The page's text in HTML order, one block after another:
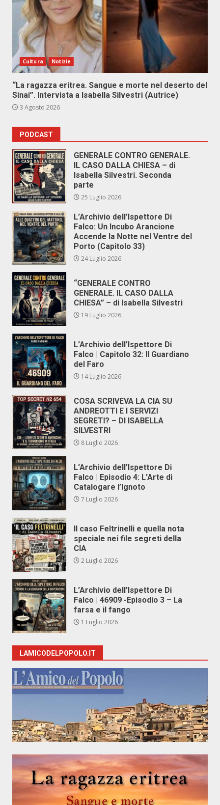
Cultura Notizie
“La ragazza eritrea. Sangue e morte nel deserto del
Sinai”. Intervista a Isabella Silvestri (Autrice)
3 Agosto 2026
PODCAST
GENERALE CONTRO GENERALE.
IL CASO DALLA CHIESA – di
Isabella Silvestri. Seconda
parte
25 Luglio 2026
L’Archivio dell’Ispettore Di
Falco: Un Incubo Arancione
Accende la Notte nel Ventre del
Porto (Capitolo 33)
24 Luglio 2026
“GENERALE CONTRO
GENERALE. IL CASO DALLA
CHIESA” – di Isabella Silvestri
19 Luglio 2026
L’Archivio dell’Ispettore Di
Falco | Capitolo 32: Il Guardiano
del Faro
14 Luglio 2026
COSA SCRIVEVA LA CIA SU
ANDREOTTI E I SERVIZI
SEGRETI? – DI ISABELLA
SILVESTRI
8 Luglio 2026
L’Archivio dell’Ispettore Di
Falco | Episodio 4: L’Arte di
Catalogare l’Ignoto
7 Luglio 2026
Il caso Feltrinelli e quella nota
speciale nei file segreti della
CIA
2 Luglio 2026
L’Archivio dell’Ispettore Di
Falco | 46909 -Episodio 3 – La
farsa e il fango
1 Luglio 2026
LAMICODELPOPOLO.IT